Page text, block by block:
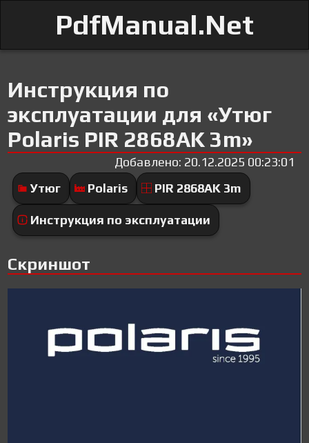
PdfManual.Net
Инструкция по
эксплуатации для «Утюг
Polaris PIR 2868AK 3m»
Добавлено: 20.12.2025 00:23:01
Утюг
Polaris PIR 2868AK 3m
Инструкция по эксплуатации
Скриншот